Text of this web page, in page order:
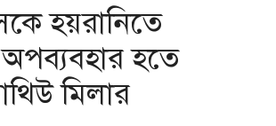
হয়রানিতে
হতে
মিলার